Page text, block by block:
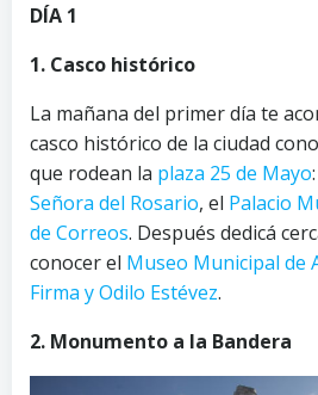
DÍA 1
1. Casco histórico
La mañana del primer día te
casco histórico de la ciudad
que rodean la plaza 25 de Mayo
Señora del Rosario, el Palacio
de Correos. Después dedicá
conocer el Museo Municipal de
Firma y Odilo Estévez.
2. Monumento a la Bandera